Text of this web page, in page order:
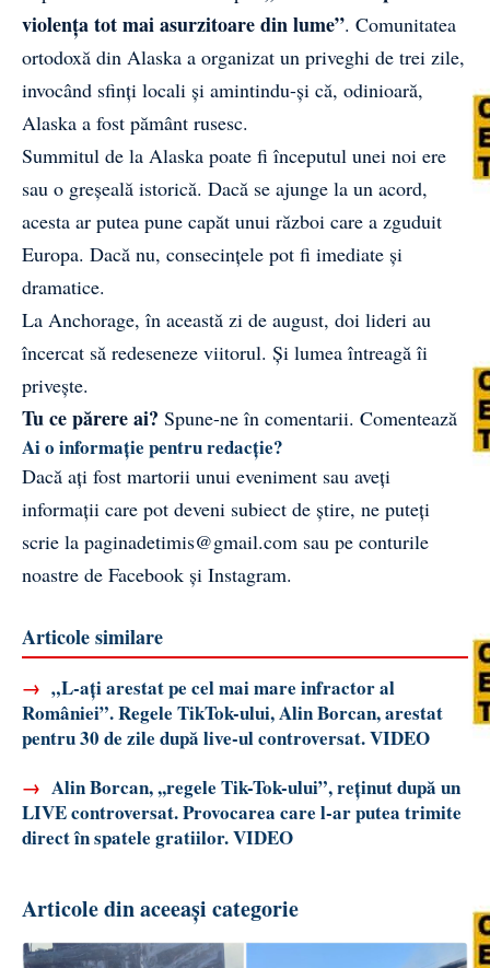
violența tot mai asurzitoare din lume”. Comunitatea
ortodoxă din Alaska a organizat un priveghi de trei zile,
invocând sfinți locali și amintindu-și că, odinioară,
Alaska a fost pământ rusesc.
Summitul de la Alaska poate fi începutul unei noi ere
sau o greșeală istorică. Dacă se ajunge la un acord,
acesta ar putea pune capăt unui război care a zguduit
Europa. Dacă nu, consecințele pot fi imediate și
dramatice.
La Anchorage, în această zi de august, doi lideri au
încercat să redeseneze viitorul. Și lumea întreagă îi
privește.
Tu ce părere ai? Spune-ne în comentarii. Comentează
Ai o informație pentru redacție?
Dacă ați fost martorii unui eveniment sau aveți
informații care pot deveni subiect de știre, ne puteți
scrie la paginadetimis@gmail.com sau pe conturile
noastre de Facebook și Instagram.
Articole similare
→ „L-ați arestat pe cel mai mare infractor al
României”. Regele TikTok-ului, Alin Borcan, arestat
pentru 30 de zile după live-ul controversat. VIDEO
→ Alin Borcan, ,,regele Tik-Tok-ului”, reținut după un
LIVE controversat. Provocarea care l-ar putea trimite
direct în spatele gratiilor. VIDEO
Articole din aceeași categorie